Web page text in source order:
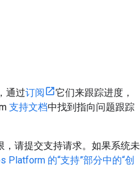
通过订阅
它们来跟踪进度，
支持文档中找到指向问题跟踪
请提交支持请求。如果系统未
Platform 的“支持”部分中的“创